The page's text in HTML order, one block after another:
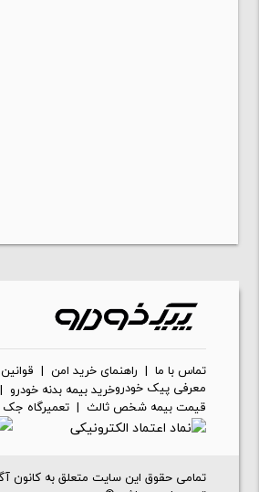
تماس با ما| راهنمای خرید امن|
معرفی پیک خودروخرید بیمه بدنه خودرو|
قیمت بیمه شخص ثالث| تعمیرگاه جک
تمامی حقوق این سایت متعلق به کانون